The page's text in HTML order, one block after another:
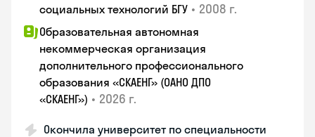
социальных технологий БГУ • 2008 г.
Образовательная автономная
некоммерческая организация
дополнительного профессионального
образования «СКАЕНГ» (ОАНО ДПО
«СКАЕНГ») • 2026 г.
Окончила университет по специальности